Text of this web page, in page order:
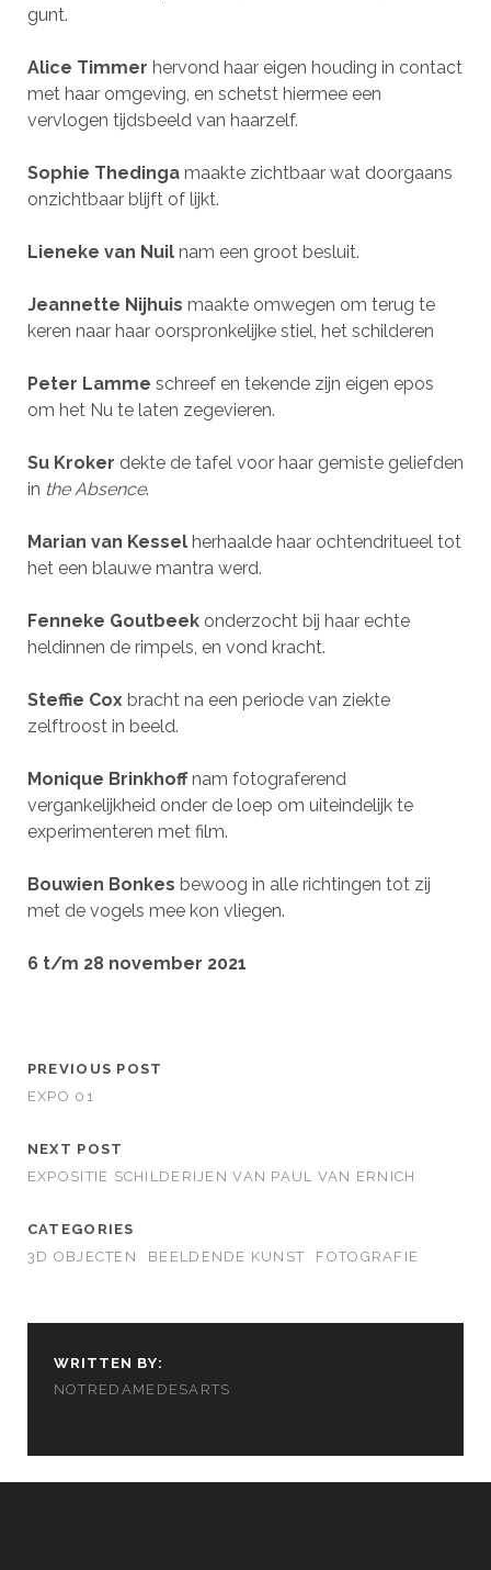
gunt.
Alice Timmer hervond haar eigen houding in contact
met haar omgeving, en schetst hiermee een
vervlogen tijdsbeeld van haarzelf.
Sophie Thedingamaakte zichtbaar wat doorgaans
onzichtbaar blijft of lijkt.
Lieneke van Nuilnam een groot besluit.
Jeannette Nijhuis maakte omwegen om terug te
keren naar haar oorspronkelijke stiel, het schilderen
Peter Lamme schreef en tekende zijn eigen epos
om het Nu te laten zegevieren.
Su Kroker dekte de tafel voor haar gemiste geliefden
in the Absence.
Marian van Kesselherhaalde haar ochtendritueel tot
het een blauwe mantra werd.
Fenneke Goutbeekonderzocht bij haar echte
heldinnen de rimpels, en vond kracht.
Steffie Coxbracht na een periode van ziekte
zelftroost in beeld.
Monique Brinkhoffnam fotograferend
vergankelijkheid onder de loep om uiteindelijk te
experimenteren met film.
Bouwien Bonkes bewoog in alle richtingen tot zij
met de vogels mee kon vliegen.
6 t/m 28 november 2021
PREVIOUS POST
EXPO 01
NEXT POST
EXPOSITIE SCHILDERIJEN VAN PAUL VAN ERNICH
CATEGORIES
3D OBJECTEN
BEELDENDE KUNST FOTOGRAFIE
WRITTEN BY:
NOTREDAMEDESARTS